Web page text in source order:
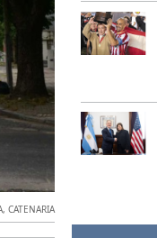
,CATENARIA